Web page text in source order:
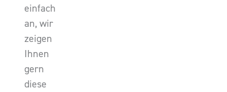
einfach
an, wir
zeigen
Ihnen
gern
diese